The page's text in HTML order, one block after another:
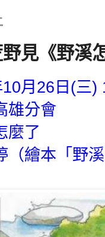
見《野溪
10月26日(三
雄分會
麼了
（繪本「野